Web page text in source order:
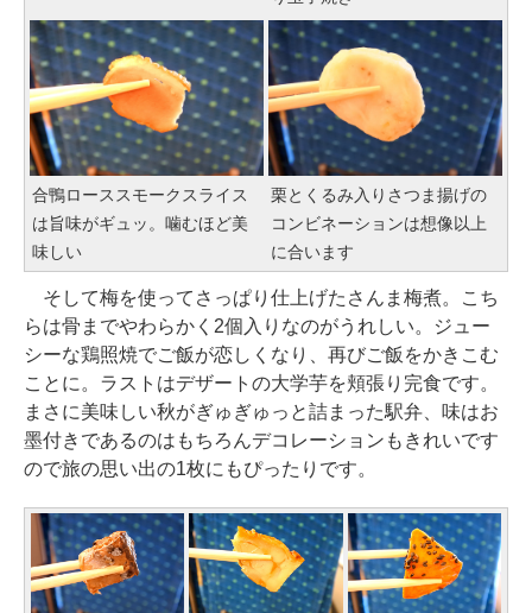
合鴨ローススモークスライス
は旨味がギュッ。噛むほど美
味しい
栗とくるみ入りさつま揚げの
コンビネーションは想像以上
に合います
そして梅を使ってさっぱり仕上げたさんま梅煮。こち
らは骨までやわらかく2個入りなのがうれしい。ジュー
シーな鶏照焼でご飯が恋しくなり、再びご飯をかきこむ
ことに。ラストはデザートの大学芋を頬張り完食です。
まさに美味しい秋がぎゅぎゅっと詰まった駅弁、味はお
墨付きであるのはもちろんデコレーションもきれいです
ので旅の思い出の1枚にもぴったりです。